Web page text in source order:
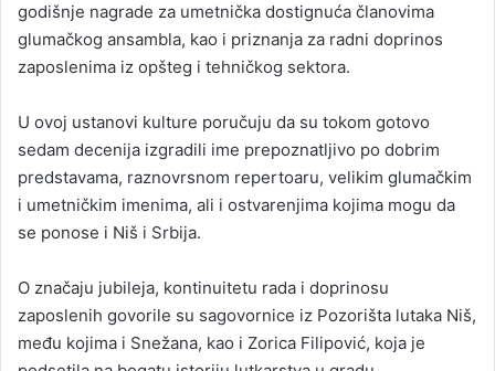
godišnje nagrade za umetnička dostignuća članovima
glumačkog ansambla, kao i priznanja za radni doprinos
zaposlenima iz opšteg i tehničkog sektora.
U ovoj ustanovi kulture poručuju da su tokom gotovo
sedam decenija izgradili ime prepoznatljivo po dobrim
predstavama, raznovrsnom repertoaru, velikim glumačkim
i umetničkim imenima, ali i ostvarenjima kojima mogu da
se ponose i Niš i Srbija.
O značaju jubileja, kontinuitetu rada i doprinosu
zaposlenih govorile su sagovornice iz Pozorišta lutaka Niš,
među kojima i Snežana, kao i Zorica Filipović, koja je